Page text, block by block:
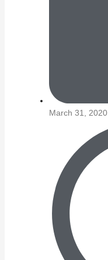
March 31, 2020